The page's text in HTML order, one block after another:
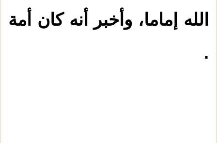
الله إماما، وأخبر أنه كان أمة
.